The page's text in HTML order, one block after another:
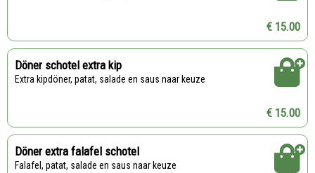
€ 15.00
Döner schotel extra kip
Extra kipdöner, patat, salade en saus naar keuze
€ 15.00
Döner extra falafel schotel
Falafel, patat, salade en saus naar keuze